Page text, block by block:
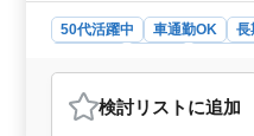
50代活躍中 車通勤OK 長
自動車
おすすめポイント
検討リスト に追加